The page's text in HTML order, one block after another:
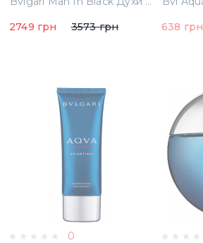
2749 грн
3573 грн
638 грн
0